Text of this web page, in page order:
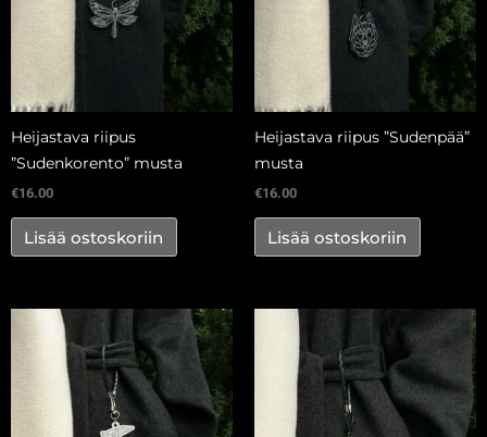
Heijastava riipus
”Sudenkorento” musta
€16.00
Lisää ostoskoriin
Heijastava riipus ”Sudenpää”
musta
€16.00
Lisää ostoskoriin